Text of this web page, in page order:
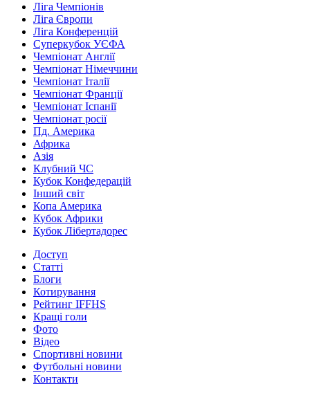
Ліга Чемпіонів
Ліга Європи
Ліга Конференцій
Суперкубок УЄФА
Чемпіонат Англії
Чемпіонат Німеччини
Чемпіонат Італії
Чемпіонат Франції
Чемпіонат Іспанії
Чемпіонат росії
Пд. Америка
Африка
Азія
Клубний ЧС
Кубок Конфедерацій
Інший світ
Копа Америка
Кубок Африки
Кубок Лібертадорес
Доступ
Статті
Блоги
Котирування
Рейтинг IFFHS
Кращі голи
Фото
Відео
Спортивні новини
Футбольні новини
Контакти